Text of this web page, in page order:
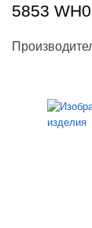
5853